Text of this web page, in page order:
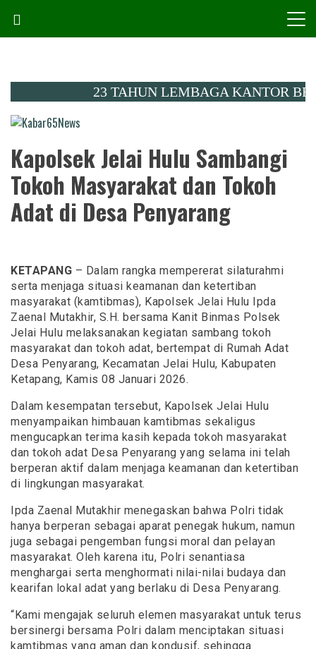
content
23 TAHUN LEMBAGA KANTOR
Kabar65News
Kapolsek Jelai Hulu Sambangi
Tokoh Masyarakat dan Tokoh
Adat di Desa Penyarang
KETAPANG – Dalam rangka mempererat silaturahmi
serta menjaga situasi keamanan dan ketertiban
masyarakat (kamtibmas), Kapolsek Jelai Hulu Ipda
Zaenal Mutakhir, S.H. bersama Kanit Binmas Polsek
Jelai Hulu melaksanakan kegiatan sambang tokoh
masyarakat dan tokoh adat, bertempat di Rumah Adat
Desa Penyarang, Kecamatan Jelai Hulu, Kabupaten
Ketapang, Kamis 08 Januari 2026.
Dalam kesempatan tersebut, Kapolsek Jelai Hulu
menyampaikan himbauan kamtibmas sekaligus
mengucapkan terima kasih kepada tokoh masyarakat
dan tokoh adat Desa Penyarang yang selama ini telah
berperan aktif dalam menjaga keamanan dan ketertiban
di lingkungan masyarakat.
Ipda Zaenal Mutakhir menegaskan bahwa Polri tidak
hanya berperan sebagai aparat penegak hukum, namun
juga sebagai pengemban fungsi moral dan pelayan
masyarakat. Oleh karena itu, Polri senantiasa
menghargai serta menghormati nilai-nilai budaya dan
kearifan lokal adat yang berlaku di Desa Penyarang.
“Kami mengajak seluruh elemen masyarakat untuk terus
bersinergi bersama Polri dalam menciptakan situasi
kamtibmas yang aman dan kondusif, sehingga